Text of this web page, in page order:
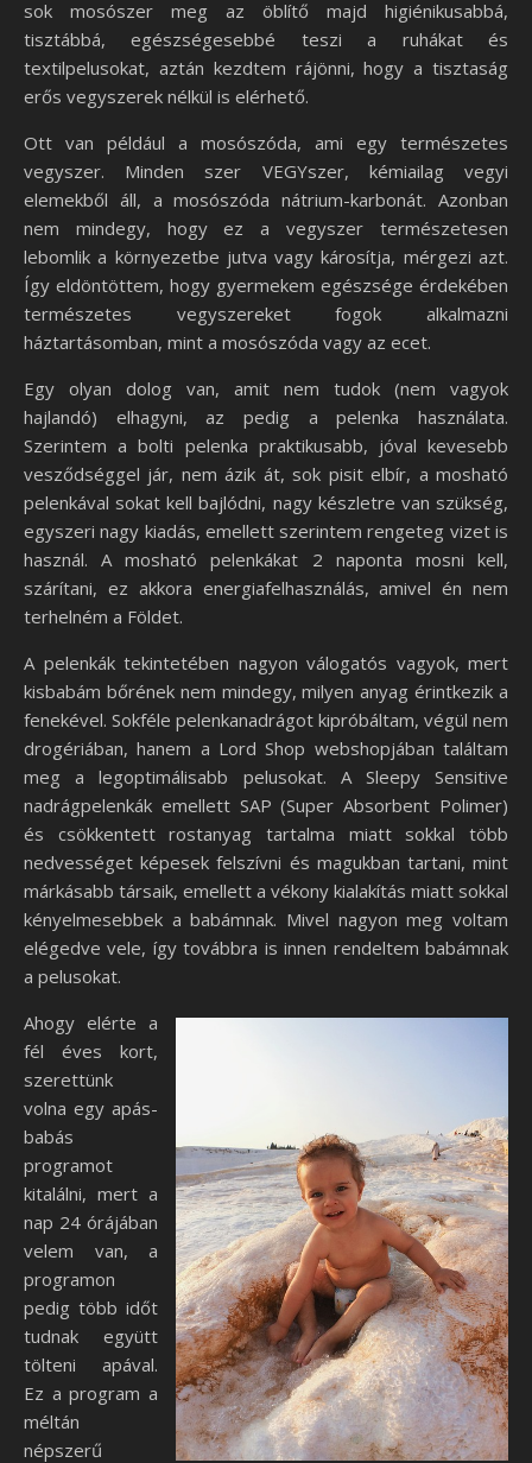
sok mosószer meg az öblítő majd higiénikusabbá,
tisztábbá, egészségesebbé teszi a ruhákat és
textilpelusokat, aztán kezdtem rájönni, hogy a tisztaság
erős vegyszerek nélkül is elérhető.
Ott van például a mosószóda, ami egy természetes
vegyszer. Minden szer VEGYszer, kémiailag vegyi
elemekből áll, a mosószóda nátrium-karbonát. Azonban
nem mindegy, hogy ez a vegyszer természetesen
lebomlik a környezetbe jutva vagy károsítja, mérgezi azt.
Így eldöntöttem, hogy gyermekem egészsége érdekében
természetes vegyszereket fogok alkalmazni
háztartásomban, mint a mosószóda vagy az ecet.
Egy olyan dolog van, amit nem tudok (nem vagyok
hajlandó) elhagyni, az pedig a pelenka használata.
Szerintem a bolti pelenka praktikusabb, jóval kevesebb
vesződséggel jár, nem ázik át, sok pisit elbír, a mosható
pelenkával sokat kell bajlódni, nagy készletre van szükség,
egyszeri nagy kiadás, emellett szerintem rengeteg vizet is
használ. A mosható pelenkákat 2 naponta mosni kell,
szárítani, ez akkora energiafelhasználás, amivel én nem
terhelném a Földet.
A pelenkák tekintetében nagyon válogatós vagyok, mert
kisbabám bőrének nem mindegy, milyen anyag érintkezik a
fenekével. Sokféle pelenkanadrágot kipróbáltam, végül nem
drogériában, hanem a Lord Shop webshopjában találtam
meg a legoptimálisabb pelusokat. A Sleepy Sensitive
nadrágpelenkák emellett SAP (Super Absorbent Polimer)
és csökkentett rostanyag tartalma miatt sokkal több
nedvességet képesek felszívni és magukban tartani, mint
márkásabb társaik, emellett a vékony kialakítás miatt sokkal
kényelmesebbek a babámnak. Mivel nagyon meg voltam
elégedve vele, így továbbra is innen rendeltem babámnak
a pelusokat.
Ahogy elérte a
fél éves kort,
szerettünk
volna egy apás-
babás
programot
kitalálni, mert a
nap 24 órájában
velem van, a
programon
pedig több időt
tudnak együtt
tölteni apával.
Ez a program a
méltán
népszerű